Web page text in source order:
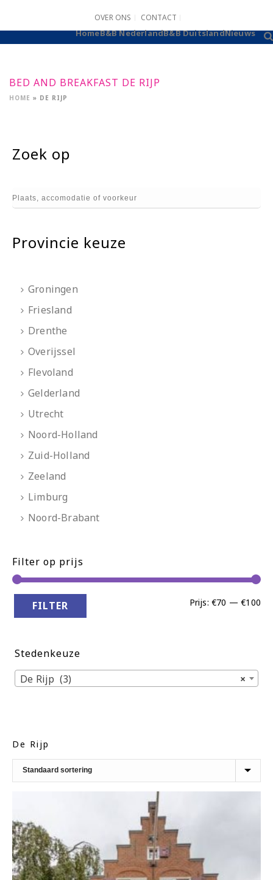
OVER ONS CONTACT
HomeB&B NederlandB&B DuitslandNieuws
BED AND BREAKFAST DE RIJP
HOME » DE RIJP
De Rijp
Zoek op
Provincie keuze
Groningen
Friesland
Drenthe
Overijssel
Flevoland
Gelderland
Utrecht
Noord-Holland
Zuid-Holland
Zeeland
Limburg
Noord-Brabant
Filter op prijs
FILTER Prijs: €70 —€100
Stedenkeuze
×
De Rijp (3)